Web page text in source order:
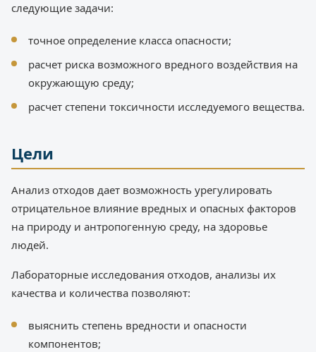
следующие задачи:
точное определение класса опасности;
расчет риска возможного вредного воздействия на
окружающую среду;
расчет степени токсичности исследуемого вещества.
Цели
Анализ отходов дает возможность урегулировать
отрицательное влияние вредных и опасных факторов
на природу и антропогенную среду, на здоровье
людей.
Лабораторные исследования отходов, анализы их
качества и количества позволяют:
выяснить степень вредности и опасности
компонентов;